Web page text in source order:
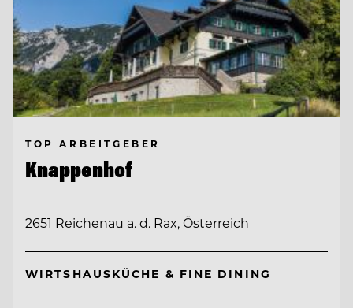
TOP ARBEITGEBER
Knappenhof
2651 Reichenau a. d. Rax, Österreich
WIRTSHAUSKÜCHE & FINE DINING